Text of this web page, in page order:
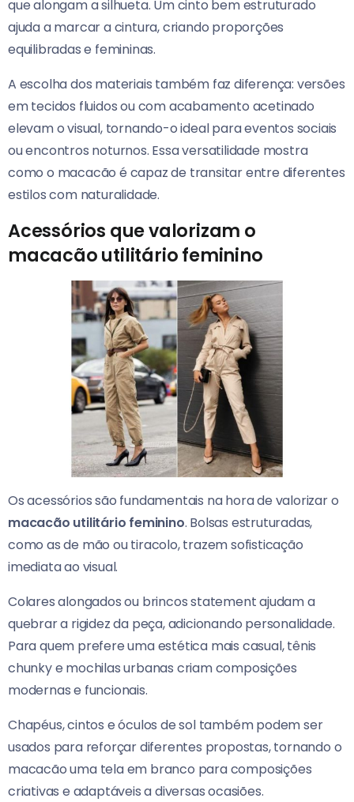
que alongam a silhueta. Um cinto bem estruturado
ajuda a marcar a cintura, criando proporções
equilibradas e femininas.
A escolha dos materiais também faz diferença: versões
em tecidos fluidos ou com acabamento acetinado
elevam o visual, tornando-o ideal para eventos sociais
ou encontros noturnos. Essa versatilidade mostra
como o macacão é capaz de transitar entre diferentes
estilos com naturalidade.
Acessórios que valorizam o
macacão utilitário feminino
Os acessórios são fundamentais na hora de valorizar o
macacão utilitário feminino. Bolsas estruturadas,
como as de mão ou tiracolo, trazem sofisticação
imediata ao visual.
Colares alongados ou brincos statement ajudam a
quebrar a rigidez da peça, adicionando personalidade.
Para quem prefere uma estética mais casual, tênis
chunky e mochilas urbanas criam composições
modernas e funcionais.
Chapéus, cintos e óculos de sol também podem ser
usados para reforçar diferentes propostas, tornando o
macacão uma tela em branco para composições
criativas e adaptáveis a diversas ocasiões.